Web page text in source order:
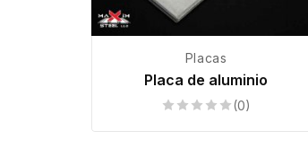
Placas
Placa de aluminio
(0)